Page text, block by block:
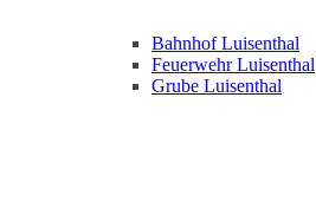
Bahnhof Luisenthal
Feuerwehr Luisenthal
Grube Luisenthal